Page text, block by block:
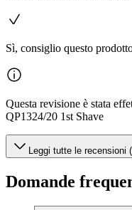
Sì, consiglio questo
Questa revisione è stata
QP1324/20 1st Shave
Leggi tutte le recensioni
Domande